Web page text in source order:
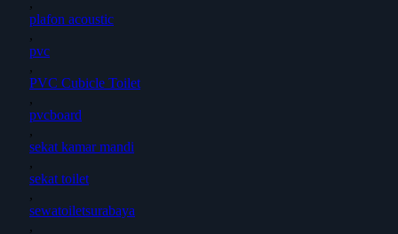
plafon acoustic
,
pvc
,
PVC Cubicle Toilet
,
pvcboard
,
sekat kamar mandi
,
sekat toilet
,
sewatoiletsurabaya
,